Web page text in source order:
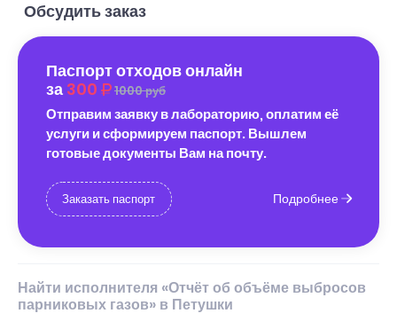
Обсудить заказ
Паспорт отходов онлайн
за 300 1000 руб
Отправим заявку в лабораторию, оплатим её
услуги и сформируем паспорт. Вышлем
готовые документы Вам на почту.
Заказать паспорт Подробнее
Найти исполнителя «Отчёт об объёме выбросов
парниковых газов» в Петушки